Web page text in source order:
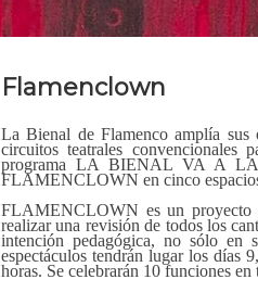
Flamenclown
La Bienal de Flamenco amplía
circuitos teatrales
programa LA BIENAL VA A LA
FLAMENCLOWN en cinco
FLAMENCLOWN es un proyecto
realizar una revisión de todos los
intención pedagógica, no sólo en
espectáculos tendrán lugar los días
horas. Se celebrarán 10 funciones en